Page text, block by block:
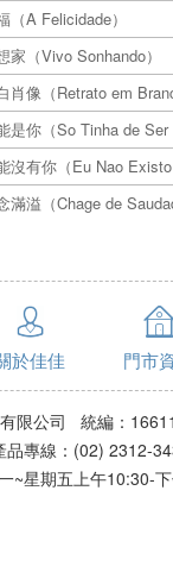
（A Felicidade）
家（Vivo Sonhando）
肖像（Retrato em
是你（So Tinha de
沒有你（Eu Nao
滿溢（Chage de
於佳佳 門市
限公司 統編：
專線：(02)
~星期五上午10:30-